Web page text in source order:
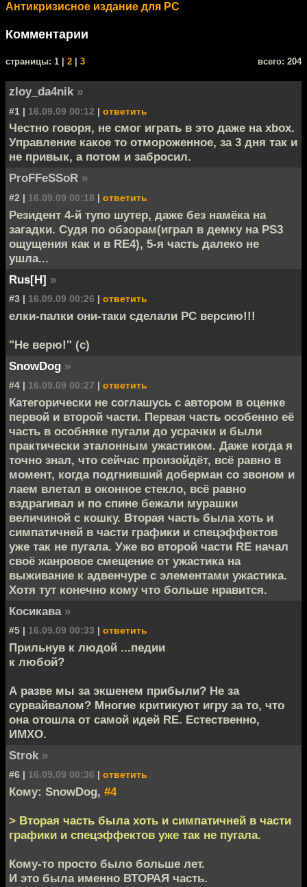
Антикризисное издание для PC
Комментарии
cтраницы: 1 | 2 3 всего: 204
zloy_da4nik »
#1 | 16.09.09 00:12 | ответить
Честно говоря, не смог играть в это даже на xbox.
Управление какое то отмороженное, за 3 дня так и
не привык, а потом и забросил.
ProFFeSSoR »
#2 | 16.09.09 00:18 | ответить
Резидент 4-й тупо шутер, даже без намёка на
загадки. Судя по обзорам(играл в демку на PS3
ощущения как и в RE4), 5-я часть далеко не
ушла...
Rus[H] »
#3 | 16.09.09 00:26 | ответить
елки-палки они-таки сделали PC версию!!!
"Не верю!" (с)
SnowDog »
#4 | 16.09.09 00:27 | ответить
Категорически не соглашусь с автором в оценке
первой и второй части. Первая часть особенно её
часть в особняке пугали до усрачки и были
практически эталонным ужастиком. Даже когда я
точно знал, что сейчас произойдёт, всё равно в
момент, когда подгнивший доберман со звоном и
лаем влетал в оконное стекло, всё равно
вздрагивал и по спине бежали мурашки
величиной с кошку. Вторая часть была хоть и
симпатичней в части графики и спецэффектов
уже так не пугала. Уже во второй части RE начал
своё жанровое смещение от ужастика на
выживание к адвенчуре с элементами ужастика.
Хотя тут конечно кому что больше нравится.
Косикава »
#5 | 16.09.09 00:33 | ответить
Прильнув к людой ...педии
к любой?
А разве мы за экшенем прибыли? Не за
сурвайвалом? Многие критикуют игру за то, что
она отошла от самой идей RE. Естественно,
ИМХО.
Strok »
#6 | 16.09.09 00:36 | ответить
Кому: SnowDog, #4
> Вторая часть была хоть и симпатичней в части
графики и спецэффектов уже так не пугала.
Кому-то просто было больше лет.
И это была именно ВТОРАЯ часть.